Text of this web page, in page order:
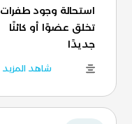
استحالة وجود طفرات
تخلق عضوًا أو كائنًا
جديدًا
شاهد المزيد